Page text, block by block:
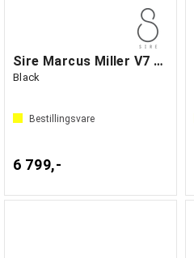
Sire Marcus Miller V7 Alder-5
Black
Bestillingsvare
6 799,-